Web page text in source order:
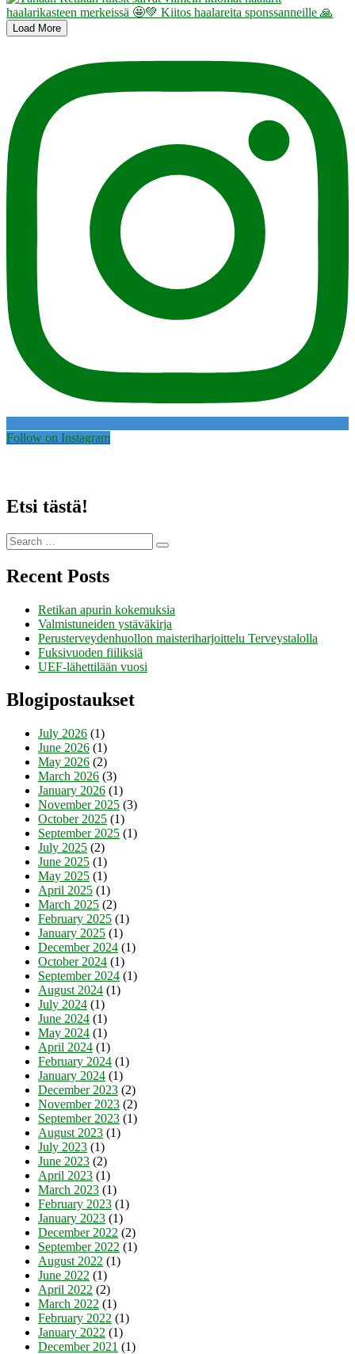
Load More
Follow on Instagram
Etsi tästä!
Search
for:
Search
Recent Posts
Retikan apurin kokemuksia
Valmistuneiden ystäväkirja
Perusterveydenhuollon maisteriharjoittelu Terveystalolla
Fuksivuoden fiiliksiä
UEF-lähettilään vuosi
Blogipostaukset
July 2026 (1)
June 2026 (1)
May 2026 (2)
March 2026 (3)
January 2026 (1)
November 2025 (3)
October 2025 (1)
September 2025 (1)
July 2025 (2)
June 2025 (1)
May 2025 (1)
April 2025 (1)
March 2025 (2)
February 2025 (1)
January 2025 (1)
December 2024 (1)
October 2024 (1)
September 2024 (1)
August 2024 (1)
July 2024 (1)
June 2024 (1)
May 2024 (1)
April 2024 (1)
February 2024 (1)
January 2024 (1)
December 2023 (2)
November 2023 (2)
September 2023 (1)
August 2023 (1)
July 2023 (1)
June 2023 (2)
April 2023 (1)
March 2023 (1)
February 2023 (1)
January 2023 (1)
December 2022 (2)
September 2022 (1)
August 2022 (1)
June 2022 (1)
April 2022 (2)
March 2022 (1)
February 2022 (1)
January 2022 (1)
December 2021 (1)